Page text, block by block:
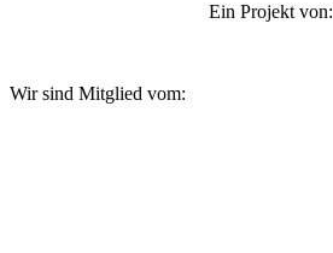
Ein Projekt von:
Wir sind Mitglied vom: